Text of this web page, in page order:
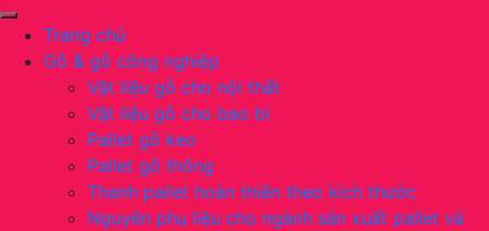
Trang chủ
Gỗ & gỗ công nghiệp
Vật liệu gỗ cho nội thất
Vật liệu gỗ cho bao bì
Pallet gỗ keo
Pallet gỗ thông
Thanh pallet hoàn thiện theo kích thước
Nguyên phụ liệu cho ngành sản xuất pallet và